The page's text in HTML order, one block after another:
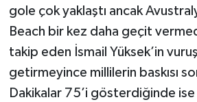
gole çok yaklaştı ancak
Beach bir kez daha geçit
takip eden İsmail Yüksek’in
getirmeyince millilerin baskısı
Dakikalar 75’i gösterdiğinde ise